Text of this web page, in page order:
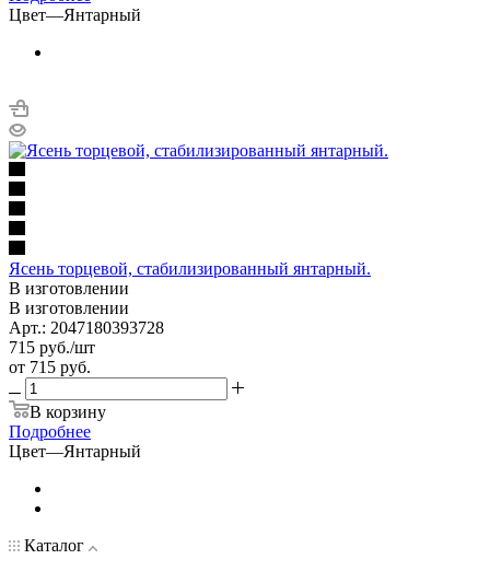
Цвет—Янтарный
Ясень торцевой, стабилизированный янтарный.
В изготовлении
В изготовлении
Арт.: 2047180393728
715 руб./шт
от 715 руб.
В корзину
Подробнее
Цвет—Янтарный
Каталог